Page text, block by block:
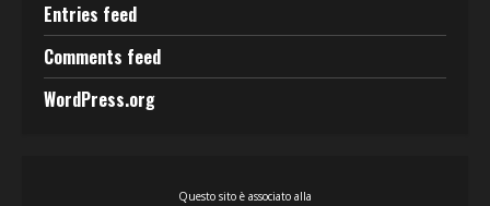
Entries feed
Comments feed
WordPress.org
Questo sito è associato alla